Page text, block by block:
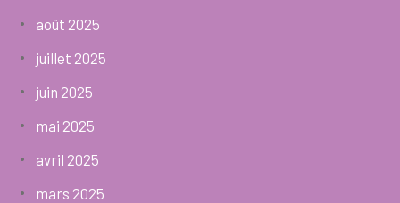
août 2025
juillet 2025
juin 2025
mai 2025
avril 2025
mars 2025